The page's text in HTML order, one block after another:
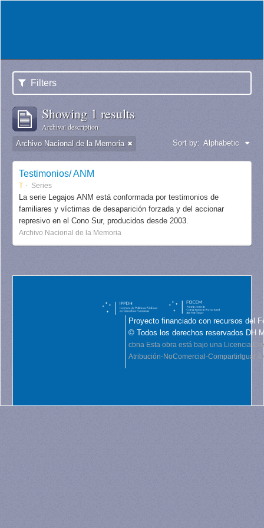
Filters
Showing 1 results
Archival description
Archivo Nacional de la Memoria Sort by: Alphabetic
Testimonios/ ANM
T Series
La serie Legajos ANM está conformada por testimonios de
familiares y víctimas de desaparición forzada y del accionar
represivo en el Cono Sur, producidos desde 2003.
Archivo Nacional de la Memoria
Proyecto financiado con recursos del
© Todos los derechos reservados DH
cbna Esta obra está bajo una Licencia
Atribución-NoComercial-CompartirIgual